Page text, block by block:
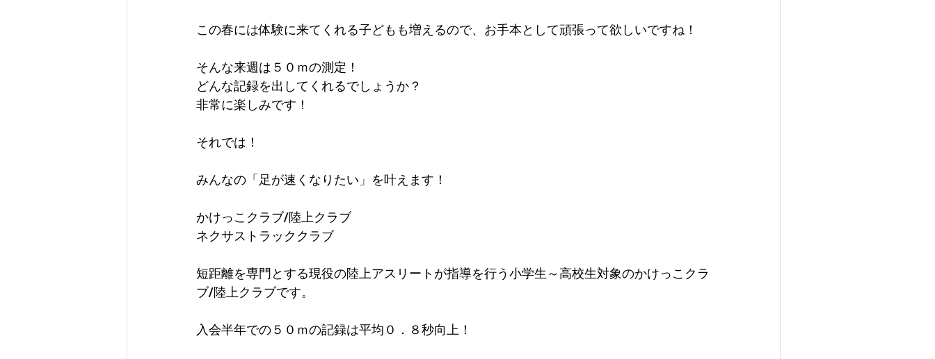
この春には体験に来てくれる子どもも増えるので、お手本として頑張って欲しいですね！
そんな来週は５０ｍの測定！
どんな記録を出してくれるでしょうか？
非常に楽しみです！
それでは！
みんなの「足が速くなりたい」を叶えます！
かけっこクラブ/陸上クラブ
ネクサストラッククラブ
短距離を専門とする現役の陸上アスリートが指導を行う小学生～高校生対象のかけっこクラ
ブ/陸上クラブです。
入会半年での５０ｍの記録は平均０．８秒向上！​